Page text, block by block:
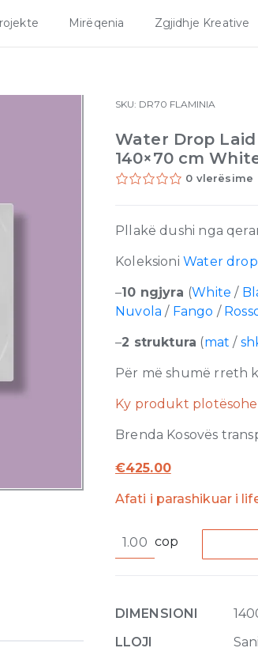
Mirëqenia Zgjidhje Kreative
SKU: DR70 FLAMINIA
Water Drop
140×70 cm
0 vlerësime
Pllakë dushi nga
Koleksioni Water drop
–10 ngjyra (White /
Nuvola / Fango /
–2 struktura (mat /
Për më shumë rreth
Ky produkt
Brenda Kosovës
€425.00
Afati i parashikuar i
Drop
built-
in
cop
DIMENSIONI
LLOJI